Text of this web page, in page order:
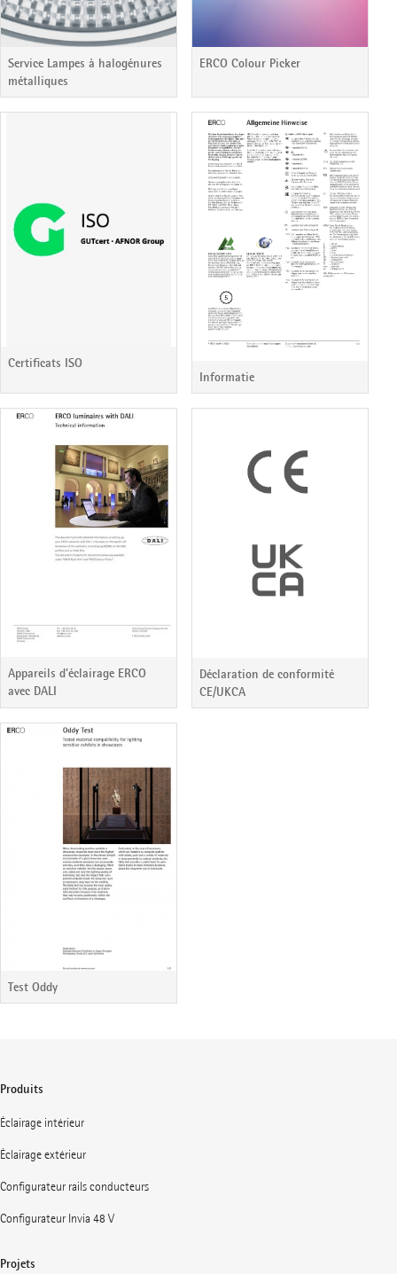
Service Lampes à halogénures
métalliques
ERCO Colour Picker
Certificats ISO
Informatie
Appareils d’éclairage ERCO
avec DALI
Déclaration de conformité
CE/UKCA
Test Oddy
Produits
Éclairage intérieur
Éclairage extérieur
Configurateur rails conducteurs
Configurateur Invia 48 V
Projets